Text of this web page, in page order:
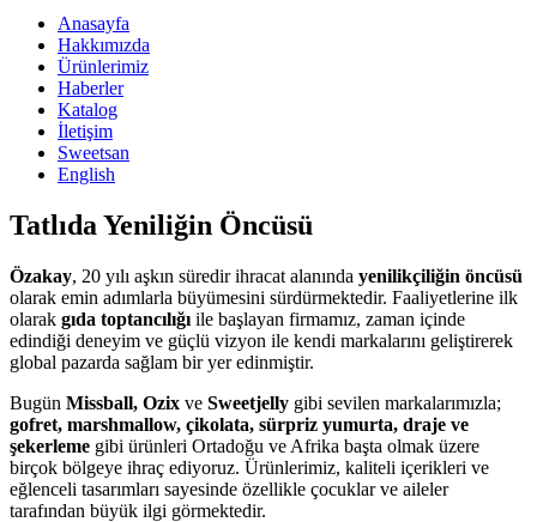
Anasayfa
Hakkımızda
Ürünlerimiz
Haberler
Katalog
İletişim
Sweetsan
English
Tatlıda Yeniliğin Öncüsü
Özakay, 20 yılı aşkın süredir ihracat alanında yenilikçiliğin öncüsü
olarak emin adımlarla büyümesini sürdürmektedir. Faaliyetlerine ilk
olarak gıda toptancılığı ile başlayan firmamız, zaman içinde
edindiği deneyim ve güçlü vizyon ile kendi markalarını geliştirerek
global pazarda sağlam bir yer edinmiştir.
Bugün Missball, Ozix ve Sweetjelly gibi sevilen markalarımızla;
gofret, marshmallow, çikolata, sürpriz yumurta, draje ve
şekerleme gibi ürünleri Ortadoğu ve Afrika başta olmak üzere
birçok bölgeye ihraç ediyoruz. Ürünlerimiz, kaliteli içerikleri ve
eğlenceli tasarımları sayesinde özellikle çocuklar ve aileler
tarafından büyük ilgi görmektedir.